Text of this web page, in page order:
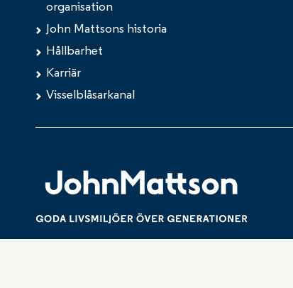
organisation
John Mattsons historia
Hållbarhet
Karriär
Visselblåsarkanal